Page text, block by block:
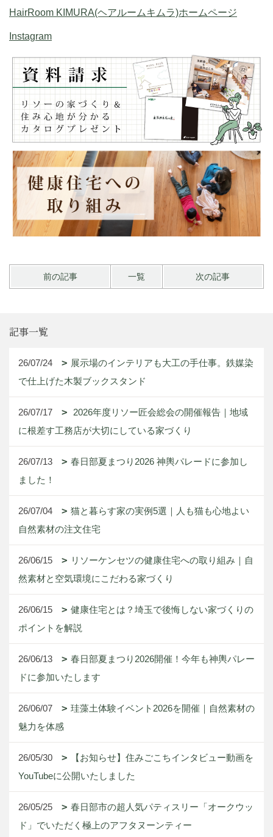
HairRoom KIMURA(ヘアルームキムラ)ホームページ
Instagram
前の記事 一覧 次の記事
記事一覧
26/07/24
展示場のインテリアも大工の手仕事。鉄媒染
で仕上げた木製ブックスタンド
26/07/17
2026年度リソー匠会総会の開催報告｜地域
に根差す工務店が大切にしている家づくり
26/07/13
春日部夏まつり2026 神輿パレードに参加し
ました！
26/07/04
猫と暮らす家の実例5選｜人も猫も心地よい
自然素材の注文住宅
26/06/15
リソーケンセツの健康住宅への取り組み｜自
然素材と空気環境にこだわる家づくり
26/06/15
健康住宅とは？埼玉で後悔しない家づくりの
ポイントを解説
26/06/13
春日部夏まつり2026開催！今年も神輿パレー
ドに参加いたします
26/06/07
珪藻土体験イベント2026を開催｜自然素材の
魅力を体感
26/05/30
【お知らせ】住みごこちインタビュー動画を
YouTubeに公開いたしました
26/05/25
春日部市の超人気パティスリー「オークウッ
ド」でいただく極上のアフタヌーンティー